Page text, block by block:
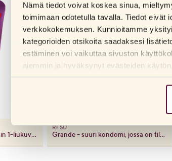
Nämä tiedot voivat koskea sinua,
toimimaan odotetulla tavalla. Tiedot eivät
verkkokokemuksen. Kunnioitamme
kategorioiden otsikoita saadaksesi
estäminen voi vaikuttaa sivuston
aiemmin ja hyväksynyt evästeiden
Caring Massage Glide – 3 in 1-liukuvoide
RFSU
Grande – suuri kondomi, jossa on tilava istuvuus